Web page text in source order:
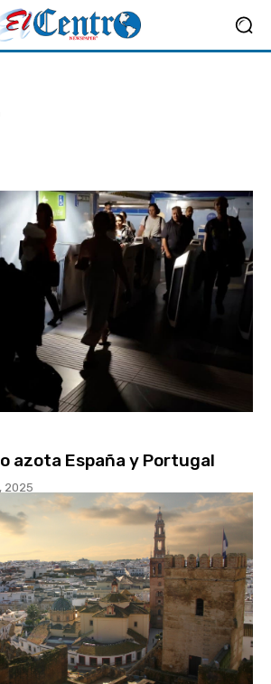
azota España y Portugal
2025